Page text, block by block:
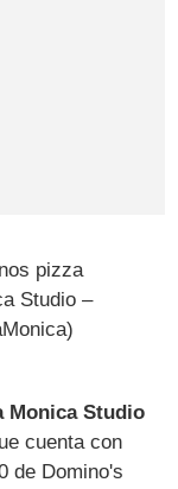
pizza
Studio –
Monica Studio
cuenta con
de Domino's